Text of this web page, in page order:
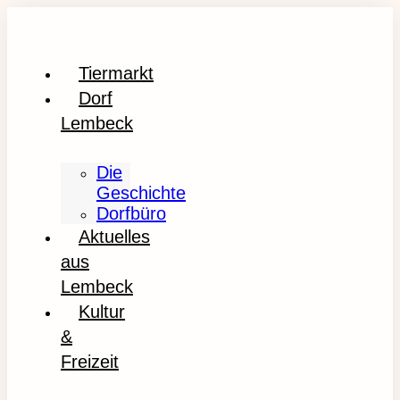
Tiermarkt
Dorf
Lembeck
Die
Geschichte
Dorfbüro
Aktuelles
aus
Lembeck
Kultur
&
Freizeit